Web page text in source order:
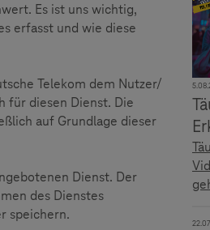
Es ist uns wichtig,
erfasst und wie diese
Telekom dem Nutzer/
für diesen Dienst. Die
auf Grundlage dieser
Dienst. Der
des Dienstes
speichern.